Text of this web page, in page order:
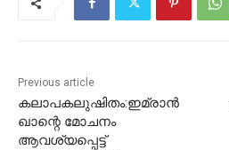
Previous article
കലാപകലുഷിതം:ഇമ്രാന്‍
ഖാന്റെ മോചനം
ആവശ്യപ്പെട്ട്